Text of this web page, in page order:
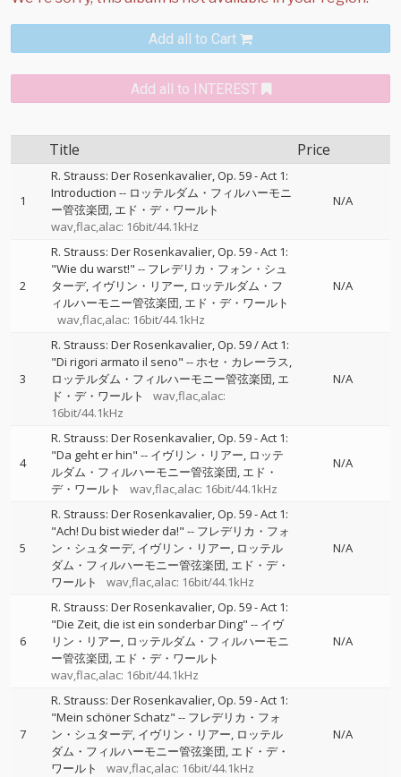
Add all to Cart
Add all to INTEREST
Title Price
1
R. Strauss: Der Rosenkavalier, Op. 59 - Act 1:
Introduction -- ロッテルダム・フィルハーモニ
ー管弦楽団 エド・デ・ワールト
wav,flac,alac: 16bit/44.1kHz
N/A
2
R. Strauss: Der Rosenkavalier, Op. 59 - Act 1:
"Wie du warst!" -- フレデリカ・フォン・シュ
ターデ イヴリン・リアー ロッテルダム・フ
ィルハーモニー管弦楽団 エド・デ・ワールト
wav,flac,alac: 16bit/44.1kHz
N/A
3
R. Strauss: Der Rosenkavalier, Op. 59 / Act 1:
"Di rigori armato il seno" --ホセ・カレーラス
ロッテルダム・フィルハーモニー管弦楽団 エ
ド・デ・ワールト
wav,flac,alac:
16bit/44.1kHz
N/A
4
R. Strauss: Der Rosenkavalier, Op. 59 - Act 1:
"Da geht er hin" -- イヴリン・リアー ロッテ
ルダム・フィルハーモニー管弦楽団 エド・
デ・ワールト
wav,flac,alac: 16bit/44.1kHz
N/A
5
R. Strauss: Der Rosenkavalier, Op. 59 - Act 1:
"Ach! Du bist wieder da!" -- フレデリカ・フォ
ン・シュターデ イヴリン・リアー ロッテル
ダム・フィルハーモニー管弦楽団 エド・デ・
ワールト
wav,flac,alac: 16bit/44.1kHz
N/A
6
R. Strauss: Der Rosenkavalier, Op. 59 - Act 1:
"Die Zeit, die ist ein sonderbar Ding" -- イヴ
リン・リアー ロッテルダム・フィルハーモニ
ー管弦楽団 エド・デ・ワールト
wav,flac,alac: 16bit/44.1kHz
N/A
7
R. Strauss: Der Rosenkavalier, Op. 59 - Act 1:
"Mein schöner Schatz" -- フレデリカ・フォ
ン・シュターデ イヴリン・リアー ロッテル
ダム・フィルハーモニー管弦楽団 エド・デ・
ワールト
wav,flac,alac: 16bit/44.1kHz
N/A